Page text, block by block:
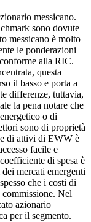
messicano.
sono dovute
messicano è molto
le ponderazioni
alla RIC.
questa
il basso e porta a
differenze, tuttavia,
la pena notare che
o di
sono di proprietà
di attivi di EWW è
facile e
di spesa è
mercati emergenti
che i costi di
Nel
azionario
per il segmento.